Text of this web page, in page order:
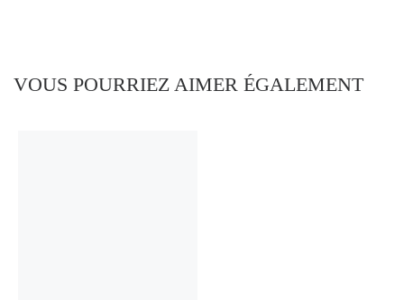
VOUS POURRIEZ AIMER ÉGALEMENT